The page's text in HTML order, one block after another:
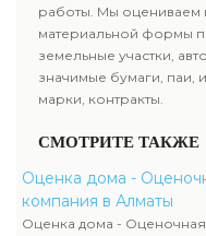
работы. Мы оцениваем
материальной формы
земельные участки,
значимые бумаги, паи,
марки, контракты.
СМОТРИТЕ ТАКЖЕ
Оценка дома -
компания в Алматы
Оценка дома - Оценочная